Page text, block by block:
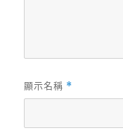
顯示名稱 *